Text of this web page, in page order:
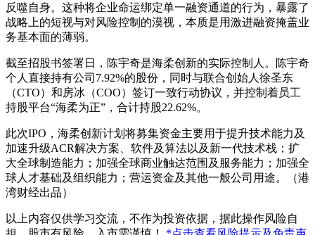
反噬自身。这种将企业命运绑定单一融资通道的行为，暴露了
战略上的短视与对风险控制的漠视，本质是用激进融资掩盖业
务基本面的薄弱。
截至招股书签署日，陈宇奇是海柔创新的实际控制人。陈宇奇
个人直接持有公司7.92%的股份，同时与联合创始人徐圣东
（CTO）和房冰（COO）签订一致行动协议，并控制着员工
持股平台“海柔为正”，合计持股22.62%。
此次IPO，海柔创新计划将募集资金主要用于提升技术能力及
加速升级ACR解决方案、软件及算法以及新一代技术栈；扩
大全球制造能力；加强全球商业触达范围及服务能力；加强全
球人才基础及组织能力；营运资金及其他一般公司用途。（港
湾财经出品）
以上内容仅供学习交流，不作为投资依据，据此操作风险自